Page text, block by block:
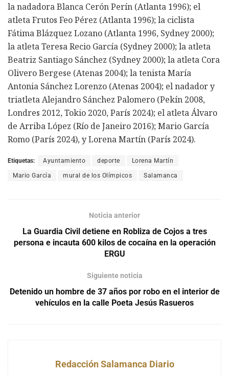
la nadadora Blanca Cerón Perín (Atlanta 1996); el
atleta Frutos Feo Pérez (Atlanta 1996); la ciclista
Fátima Blázquez Lozano (Atlanta 1996, Sydney 2000);
la atleta Teresa Recio García (Sydney 2000); la atleta
Beatriz Santiago Sánchez (Sydney 2000); la atleta Cora
Olivero Bergese (Atenas 2004); la tenista María
Antonia Sánchez Lorenzo (Atenas 2004); el nadador y
triatleta Alejandro Sánchez Palomero (Pekín 2008,
Londres 2012, Tokio 2020, París 2024); el atleta Álvaro
de Arriba López (Río de Janeiro 2016); Mario García
Romo (París 2024), y Lorena Martín (París 2024).
Etiquetas: Ayuntamiento deporte Lorena Martín
Mario García mural de los Olímpicos Salamanca
Noticia anterior
La Guardia Civil detiene en Robliza de Cojos a tres
persona e incauta 600 kilos de cocaína en la operación
ERGU
Siguiente noticia
Detenido un hombre de 37 años por robo en el interior de
vehículos en la calle Poeta Jesús Rasueros
Redacción Salamanca Diario